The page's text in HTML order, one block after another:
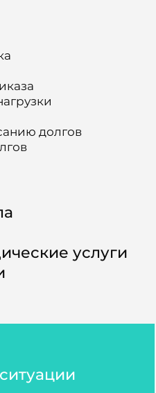
долгов
услуги